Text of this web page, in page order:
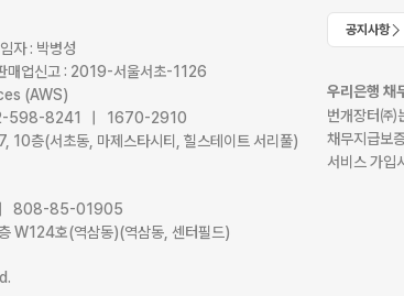
자 : 박병성
업신고 : 2019-서울서초-1126
(AWS)
598-8241 | 1670-2910
10층(서초동, 마제스타시티, 힐스테이트 서리풀)
| 808-85-01905
W124호(역삼동)(역삼동, 센터필드)
공지사항
우리은행 채
번개장터㈜
채무지급보
서비스 가입